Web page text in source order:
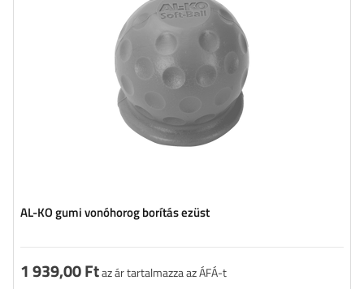
AL-KO gumi vonóhorog borítás ezüst
1 939,00 Ftaz ár tartalmazza az ÁFÁ-t